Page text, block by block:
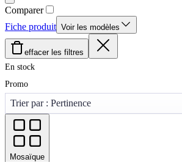
Comparer
Fiche produit Voir les modèles
effacer les filtres
En stock
Promo
Mosaïque